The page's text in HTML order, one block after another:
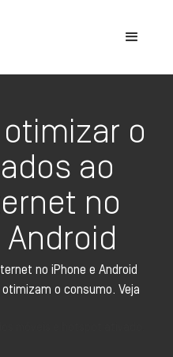
o
ao
no
no iPhone e Android
o consumo. Veja